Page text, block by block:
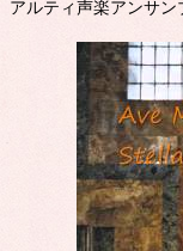
アルティ声楽アンサン